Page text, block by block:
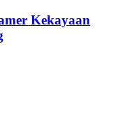
Kekayaan